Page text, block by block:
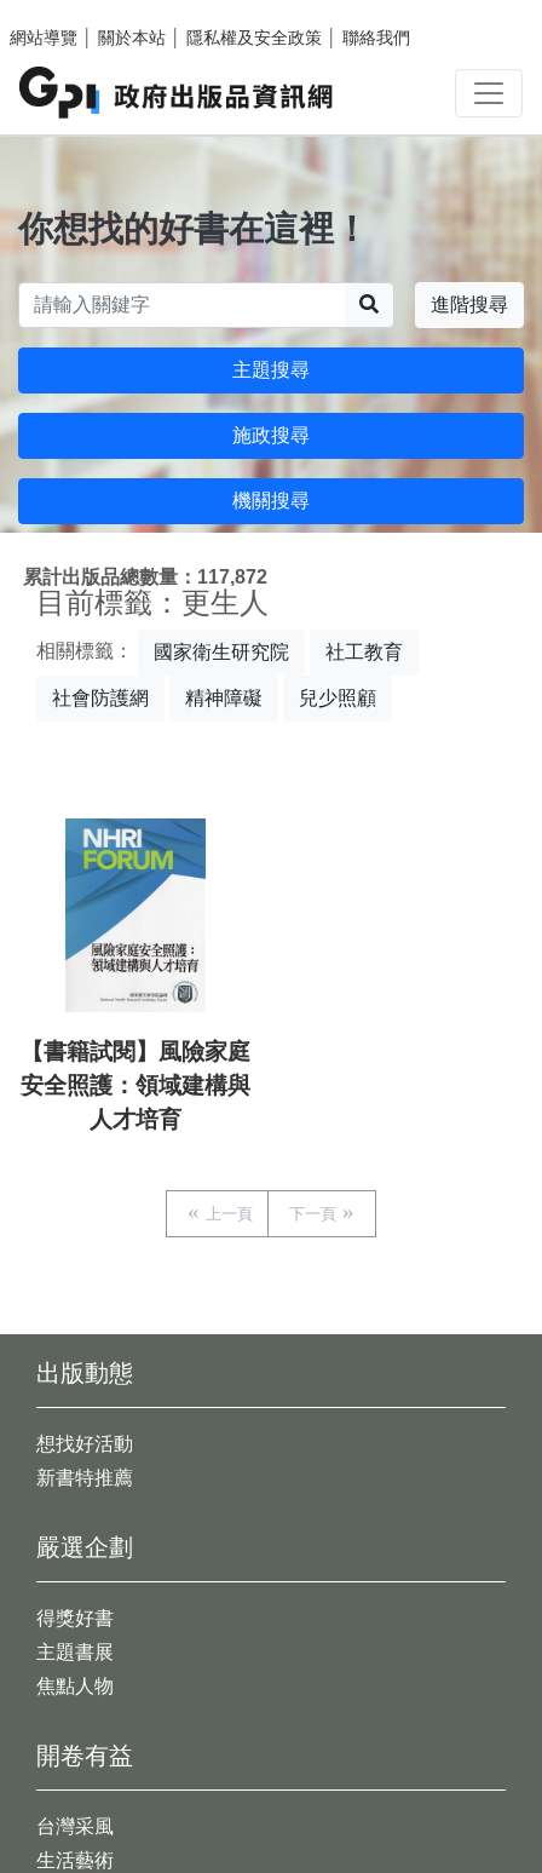
網站導覽
關於本站 隱私權及安全政策 聯絡我們
你想找的好書在這裡！
進階搜尋
主題搜尋
施政搜尋
機關搜尋
累計出版品總數量：117,872
目前標籤：更生人
相關標籤： 國家衛生研究院 社工教育
社會防護網 精神障礙 兒少照顧
【書籍試閱】風險家庭
安全照護：領域建構與
人才培育
上一頁 下一頁
出版動態
想找好活動
新書特推薦
開卷有益
台灣采風
生活藝術
嚴選企劃
得獎好書
主題書展
焦點人物